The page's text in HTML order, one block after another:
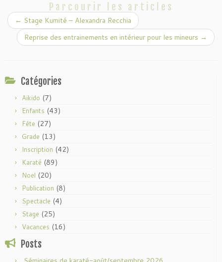
k
Parcourir les articles
← Stage Kumité – Alexandra Recchia
Reprise des entrainements en intérieur pour les mineurs →
Catégories
Aikido (7)
Enfants (43)
Fête (27)
Grade (13)
Inscription (42)
Karaté (89)
Noel (20)
Publication (8)
Spectacle (4)
Stage (25)
Vacances (16)
Posts